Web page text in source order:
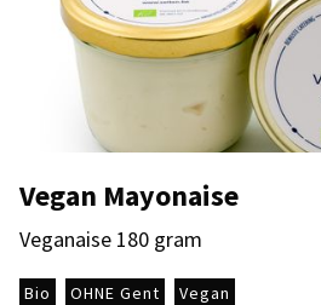
Vegan Mayonaise
Veganaise 180 gram
Bio OHNE Gent Vegan